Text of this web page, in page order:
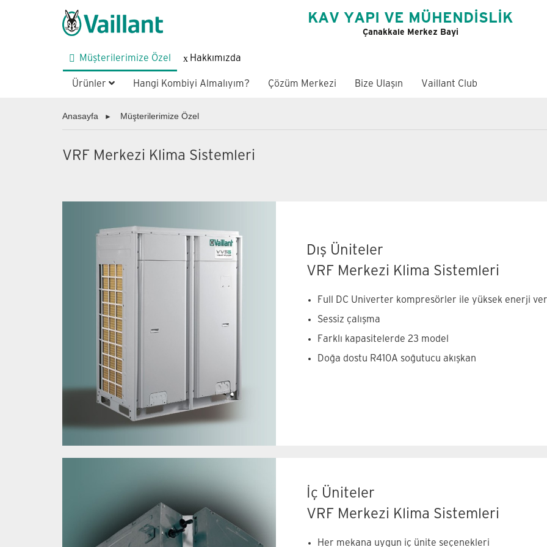
KAV YAPI VE MÜHENDİSLİK
Çanakkale Merkez Bayi
Müşterilerimize Özel Hakkımızda
Ürünler Hangi Kombiyi Almalıyım? Çözüm Merkezi Bize Ulaşın Vaillant Club
Anasayfa Müşterilerimize Özel
VRF Merkezi Klima Sistemleri
Dış Üniteler
VRF Merkezi Klima Sistemleri
Full DC Univerter kompresörler ile yüksek enerji
Sessiz çalışma
Farklı kapasitelerde 23 model
Doğa dostu R410A soğutucu akışkan
İç Üniteler
VRF Merkezi Klima Sistemleri
Her mekana uygun iç ünite seçenekleri